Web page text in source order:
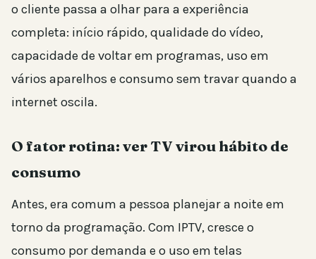
o cliente passa a olhar para a experiência
completa: início rápido, qualidade do vídeo,
capacidade de voltar em programas, uso em
vários aparelhos e consumo sem travar quando a
internet oscila.
O fator rotina: ver TV virou hábito de
consumo
Antes, era comum a pessoa planejar a noite em
torno da programação. Com IPTV, cresce o
consumo por demanda e o uso em telas